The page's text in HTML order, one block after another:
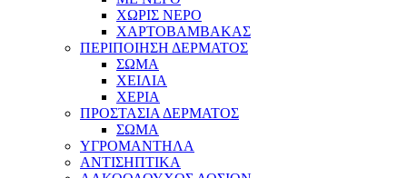
ΧΩΡΙΣ ΝΕΡΟ
ΧΑΡΤΟΒΑΜΒΑΚΑΣ
ΠΕΡΙΠΟΙΗΣΗ ΔΕΡΜΑΤΟΣ
ΣΩΜΑ
ΧΕΙΛΙΑ
ΧΕΡΙΑ
ΠΡΟΣΤΑΣΙΑ ΔΕΡΜΑΤΟΣ
ΣΩΜΑ
ΥΓΡΟΜΑΝΤΗΛΑ
ΑΝΤΙΣΗΠΤΙΚΑ